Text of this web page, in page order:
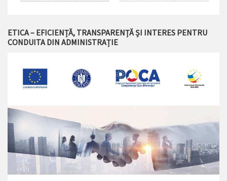
ETICA – EFICIENȚĂ, TRANSPARENȚĂ ȘI INTERES PENTRU
CONDUITA DIN ADMINISTRAȚIE